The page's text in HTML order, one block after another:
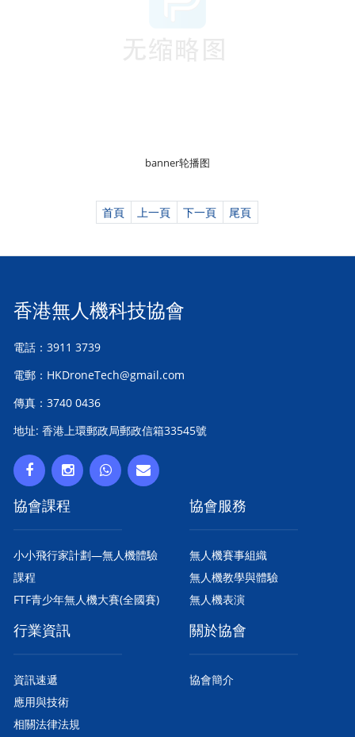
banner轮播图
首頁 上一頁 下一頁 尾頁
香港無人機科技協會
電話：3911 3739
電郵：HKDroneTech@gmail.com
傳真：3740 0436
地址: 香港上環郵政局郵政信箱33545號
協會課程
小小飛行家計劃—無人機體驗
課程
FTF青少年無人機大賽(全國賽)
協會服務
無人機賽事組織
無人機教學與體驗
無人機表演
行業資訊
資訊速遞
應用與技術
相關法律法規
關於協會
協會簡介